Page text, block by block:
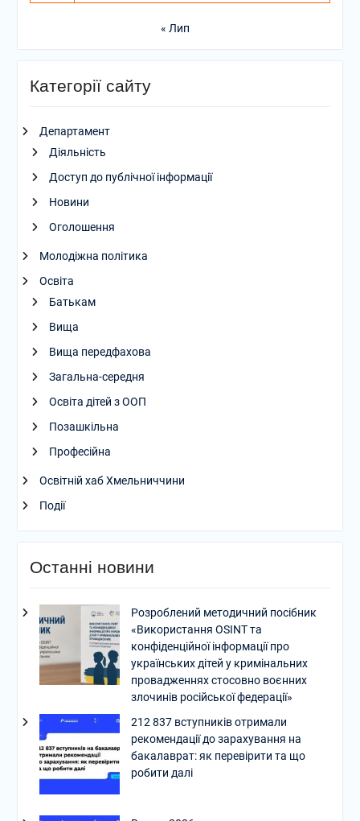
« Лип
Категорії сайту
Департамент
Діяльність
Доступ до публічної інформації
Новини
Оголошення
Молодіжна політика
Освіта
Батькам
Вища
Вища передфахова
Загальна-середня
Освіта дітей з ООП
Позашкільна
Професійна
Освітній хаб Хмельниччини
Події
Останні новини
Розроблений методичний посібник
«Використання OSINT та
конфіденційної інформації про
українських дітей у кримінальних
провадженнях стосовно воєнних
злочинів російської федерації»
212 837 вступників отримали
рекомендації до зарахування на
бакалаврат: як перевірити та що
робити далі